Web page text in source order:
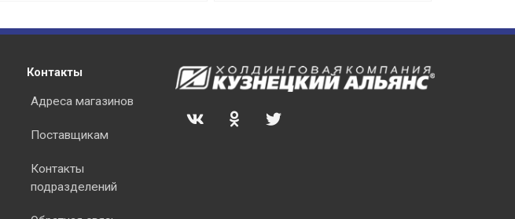
Контакты
Адреса магазинов
Поставщикам
Контакты
подразделений